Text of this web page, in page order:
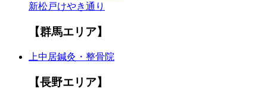
新松戸けやき通り
【群馬エリア】
上中居鍼灸・整骨院
【長野エリア】